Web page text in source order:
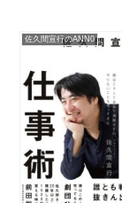
佐久間宣行のANN0